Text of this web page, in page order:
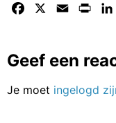
Facebook Email Print
Geef een
Je moet ingelogd